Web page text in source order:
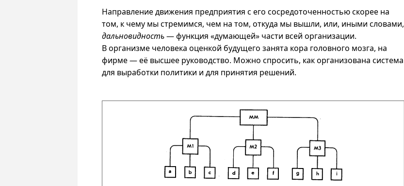
Направление движения предприятия с его сосредоточенностью скорее на
том, к чему мы стремимся, чем на том, откуда мы вышли, или, иными словами,
дальновидность— функция «думающей» части всей организации.
В организме человека оценкой будущего занята кора головного мозга, на
фирме — её высшее руководство. Можно спросить, как организована система
для выработки политики и для принятия решений.